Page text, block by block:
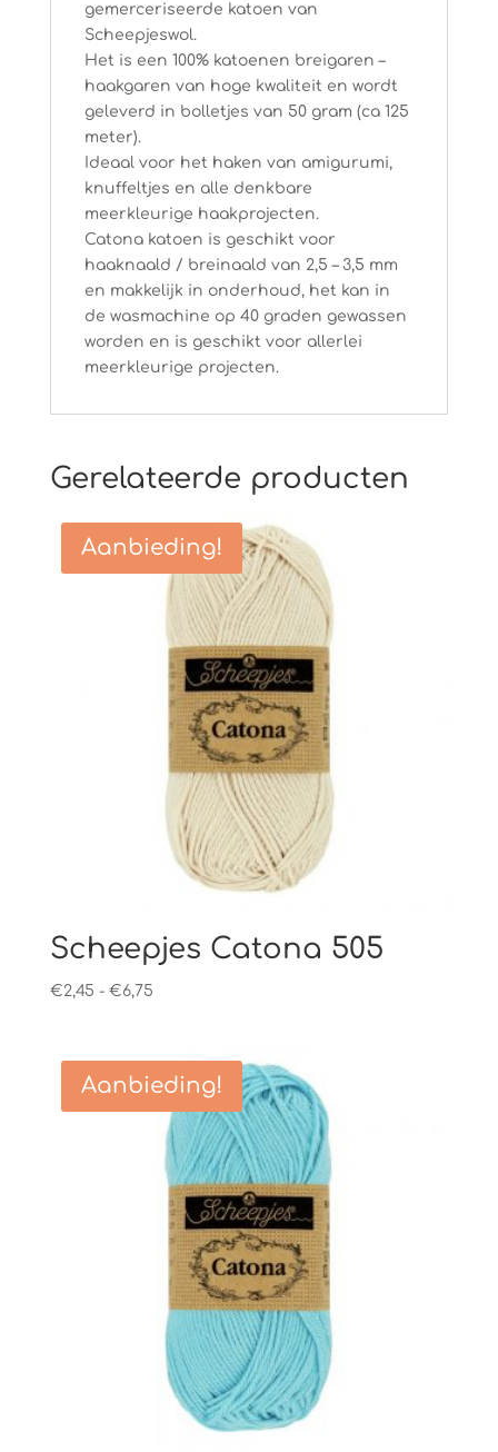
gemerceriseerde katoen van
Scheepjeswol.
Het is een 100% katoenen breigaren –
haakgaren van hoge kwaliteit en wordt
geleverd in bolletjes van 50 gram (ca 125
meter).
Ideaal voor het haken van amigurumi,
knuffeltjes en alle denkbare
meerkleurige haakprojecten.
Catona katoen is geschikt voor
haaknaald / breinaald van 2,5 – 3,5 mm
en makkelijk in onderhoud, het kan in
de wasmachine op 40 graden gewassen
worden en is geschikt voor allerlei
meerkleurige projecten.
Gerelateerde producten
Aanbieding!
Scheepjes Catona 505
€2,45 - €6,75Prijsklasse:
Aanbieding!